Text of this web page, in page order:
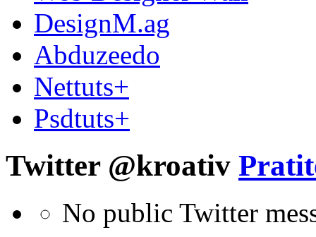
DesignM.ag
Abduzeedo
Nettuts+
Psdtuts+
Twitter @kroativ
No public Twitter